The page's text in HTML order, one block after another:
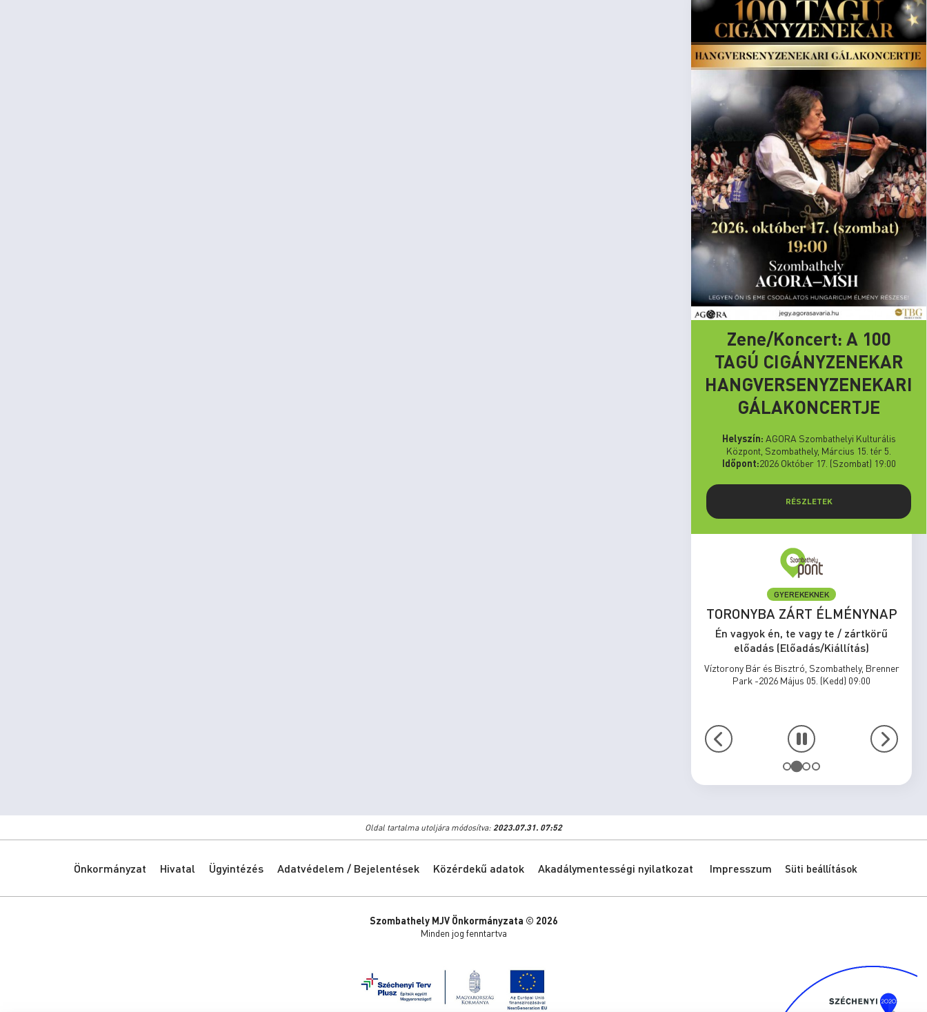
Zene/Koncert: A 100
TAGÚ CIGÁNYZENEKAR
HANGVERSENYZENEKARI
GÁLAKONCERTJE
Helyszín: AGORA Szombathelyi Kulturális
Központ, Szombathely, Március 15. tér 5.
Időpont:2026 Október 17. (Szombat) 19:00
RÉSZLETEK
GYEREKEKNEK
TORONYBA ZÁRT ÉLMÉNYNAP
Én vagyok én, te vagy te / zártkörű
előadás (Előadás/Kiállítás)
Víztorony Bár és Bisztró, Szombathely, Brenner
Park -2026 Május 05. (Kedd) 09:00
Oldal tartalma utoljára módosítva: 2023.07.31. 07:52
Önkormányzat Hivatal Ügyintézés Adatvédelem / Bejelentések Közérdekű adatok Akadálymentességi nyilatkozat Impresszum Süti beállítások
Szombathely MJV Önkormányzata © 2026
Minden jog fenntartva